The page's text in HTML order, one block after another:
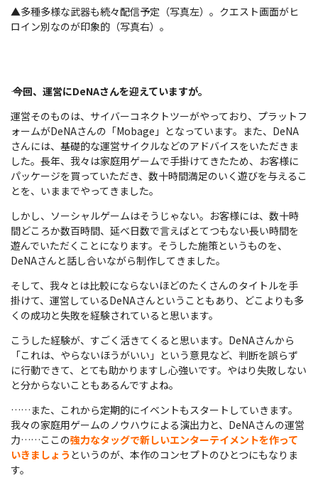
▲多種多様な武器も続々配信予定（写真左）。クエスト画面がヒ
ロイン別なのが印象的（写真右）。
――今回、運営にDeNAさんを迎えていますが。
運営そのものは、サイバーコネクトツーがやっており、プラットフ
ォームがDeNAさんの「Mobage」となっています。また、DeNA
さんには、基礎的な運営サイクルなどのアドバイスをいただきま
した。長年、我々は家庭用ゲームで手掛けてきたため、お客様に
パッケージを買っていただき、数十時間満足のいく遊びを与えるこ
とを、いままでやってきました。
しかし、ソーシャルゲームはそうじゃない。お客様には、数十時
間どころか数百時間、延べ日数で言えばとてつもない長い時間を
遊んでいただくことになります。そうした施策というものを、
DeNAさんと話し合いながら制作してきました。
そして、我々とは比較にならないほどのたくさんのタイトルを手
掛けて、運営しているDeNAさんということもあり、どこよりも多
くの成功と失敗を経験されていると思います。
こうした経験が、すごく活きてくると思います。DeNAさんから
「これは、やらないほうがいい」という意見など、判断を誤らず
に行動できて、とても助かりますし心強いです。やはり失敗しない
と分からないこともあるんですよね。
……また、これから定期的にイベントもスタートしていきます。
我々の家庭用ゲームのノウハウによる演出力と、DeNAさんの運営
力……ここの強力なタッグで新しいエンターテイメントを作って
いきましょう というのが、本作のコンセプトのひとつにもなりま
す。